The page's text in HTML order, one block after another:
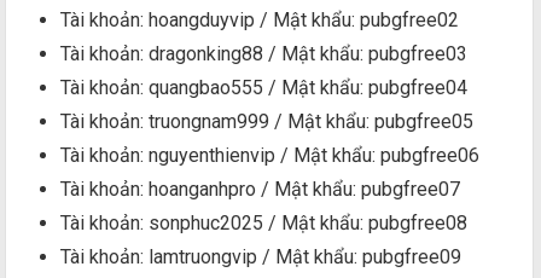
Tài khoản: hoangduyvip / Mật khẩu: pubgfree02
Tài khoản: dragonking88 / Mật khẩu: pubgfree03
Tài khoản: quangbao555 / Mật khẩu: pubgfree04
Tài khoản: truongnam999 / Mật khẩu: pubgfree05
Tài khoản: nguyenthienvip / Mật khẩu: pubgfree06
Tài khoản: hoanganhpro / Mật khẩu: pubgfree07
Tài khoản: sonphuc2025 / Mật khẩu: pubgfree08
Tài khoản: lamtruongvip / Mật khẩu: pubgfree09